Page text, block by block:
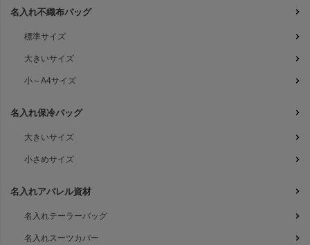
名入れ不織布バッグ
標準サイズ
大きいサイズ
小～A4サイズ
名入れ保冷バッグ
大きいサイズ
小さめサイズ
名入れアパレル資材
名入れテーラーバッグ
名入れスーツカバー